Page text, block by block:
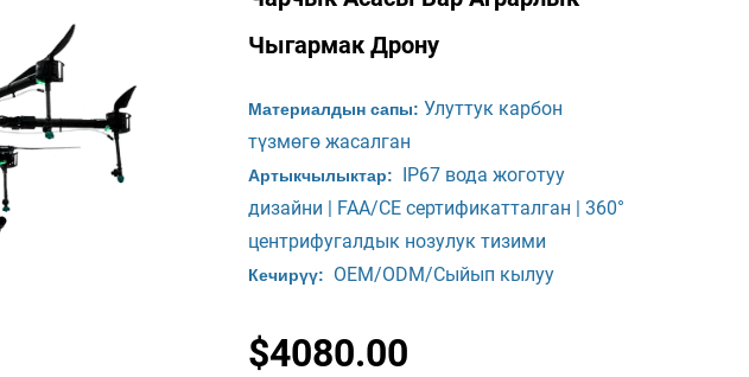
Чыгармак Дрону
Материалдын сапы: Улуттук карбон
түзмөгө жасалган
Артыкчылыктар:
IP67 вода жоготуу
дизайни | FAA/CE сертификатталган | 360°
центрифугалдык нозулук тизими
Кечирүү: OEM/ODM/Сыйып кылуу
$4080.00